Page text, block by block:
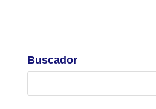
Buscador